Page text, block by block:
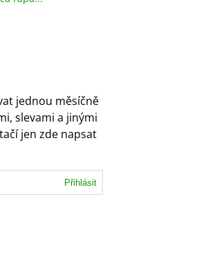
jednou měsíčně
slevami a jinými
jen zde napsat
Přihlásit